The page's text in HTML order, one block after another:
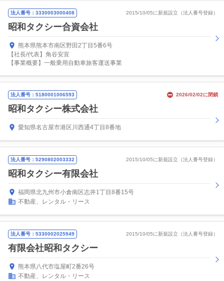
法人番号：3330003000408 2015/10/05に新規設立（法人番号登録）
昭和タクシー合資会社
熊本県熊本市南区野田2丁目5番6号
【社長/代表】角谷安宣
【事業概要】一般乗用自動車旅客運送事業
法人番号：5180001006593 2026/02/02に閉鎖
昭和タクシー株式会社
愛知県名古屋市港区川西通4丁目8番地
法人番号：5290802003332 2015/10/05に新規設立（法人番号登録）
昭和タクシー有限会社
福岡県北九州市小倉南区志井1丁目8番15号
不動産、レンタル・リース
法人番号：5330002025949 2015/10/05に新規設立（法人番号登録）
有限会社昭和タクシー
熊本県八代市塩屋町2番26号
不動産、レンタル・リース